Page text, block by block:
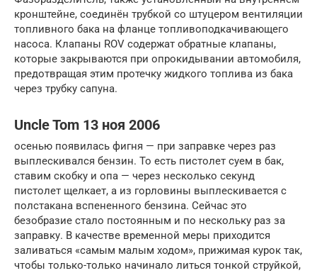
кронштейне, соединён трубкой со штуцером вентиляции
топливного бака на фланце топливоподкачивающего
насоса. Клапаны ROV содержат обратные клапаны,
которые закрываются при опрокидывании автомобиля,
предотвращая этим протечку жидкого топлива из бака
через трубку сапуна.
Uncle Tom 13 ноя 2006
осенью появилась фигня — при заправке через раз
выплескивался бензин. То есть пистолет суем в бак,
ставим скобку и опа — через несколько секунд
пистолет щелкает, а из горловины выплескивается с
полстакана вспененного бензина. Сейчас это
безобразие стало постоянным и по нескольку раз за
заправку. В качестве временной меры приходится
заливаться «самым малым ходом», прижимая курок так,
чтобы только-только начинало литься тонкой струйкой,